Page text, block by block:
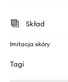
Skład
Imitacja skóry
Tagi